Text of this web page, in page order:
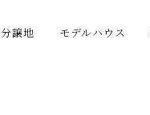
分譲地 モデルハウス